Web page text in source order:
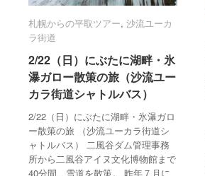
札幌からの平取ツアー, 沙流ユーカ
ラ街道
2/22（日）にぶたに湖畔・氷
瀑ガロー散策の旅（沙流ユー
カラ街道シャトルバス）
2/22（日）にぶたに湖畔・氷瀑ガロ
ー散策の旅 （沙流ユーカラ街道シ
ャトルバス） 二風谷ダム管理事務
所から二風谷アイヌ文化博物館まで
40分間、雪道を散策。 昨年７月に
札幌からの平取ツアー 沙流ユーカ
ラ街道
2/22（日）にぶたに湖畔・氷
瀑ガロー散策の旅（沙流ユー
カラ街道シャトルバス）